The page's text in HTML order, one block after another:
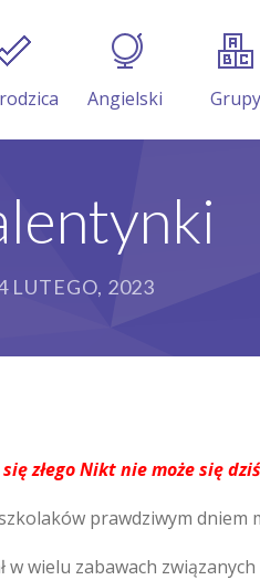
Angielski Grupy
LUTEGO, 2023
złego Nikt nie może się
prawdziwym dniem
wielu zabawach